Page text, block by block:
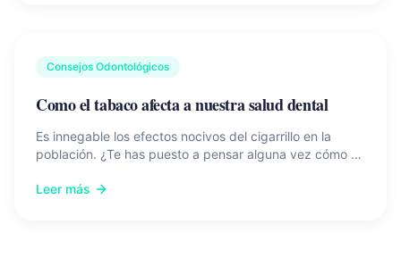
Consejos Odontológicos
Como el tabaco afecta a nuestra salud dental
Es innegable los efectos nocivos del cigarrillo en la
población. ¿Te has puesto a pensar alguna vez cómo el
Leer más